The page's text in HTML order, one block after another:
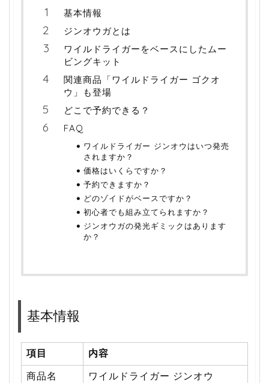
基本情報
ジンオウガとは
ワイルドライガーをベースにしたムー
ビングキット
関連商品「ワイルドライガー ゴクオ
ウ」も登場
どこで予約できる？
FAQ
ワイルドライガー ジンオウはいつ発売
されますか？
価格はいくらですか？
予約できますか？
どのゾイドがベースですか？
初心者でも組み立てられますか？
ジンオウガの発光ギミックはあります
か？
基本情報
項目 内容
商品名 ワイルドライガー ジンオウ